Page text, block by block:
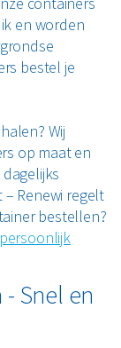
en worden
bestel je
Wij
op maat en
Renewi regelt
bestellen?
persoonlijk
Snel en